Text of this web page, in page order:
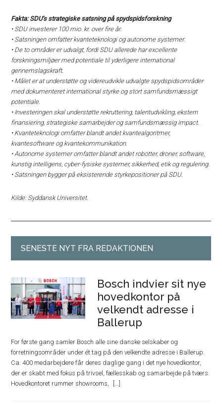
Fakta: SDU’s strategiske satsning på spydspidsforskning
• SDU investerer 100 mio. kr. over fire år.
• Satsningen omfatter kvanteteknologi og autonome systemer.
• De to områder er udvalgt, fordi SDU allerede har excellente
forskningsmiljøer med potentiale til yderligere international
gennemslagskraft.
• Målet er at understøtte og videreudvikle udvalgte spydspidsområder
med dokumenteret international styrke og stort samfundsmæssigt
potentiale.
• Investeringen skal understøtte rekruttering, talentudvikling, ekstern
finansiering, strategiske samarbejder og samfundsmæssig impact.
• Kvanteteknologi omfatter blandt andet kvantealgoritmer,
kvantesoftware og kvantekommunikation.
• Autonome systemer omfatter blandt andet robotter, droner, software,
kunstig intelligens, cyber-fysiske systemer, sikkerhed, etik og regulering.
• Satsningen bygger på eksisterende styrkepositioner på SDU.
Kilde: Syddansk Universitet.
SENESTE NYT FRA REDAKTIONEN
Bosch indvier sit nye
hovedkontor på
velkendt adresse i
Ballerup
For første gang samler Bosch alle sine danske selskaber og
forretningsområder under ét tag på den velkendte adresse i Ballerup.
Ca. 400 medarbejdere får deres daglige gang i det nye hovedkontor,
der er skabt med fokus på trivsel, fællesskab og samarbejde på tværs.
Hovedkontoret rummer showrooms,